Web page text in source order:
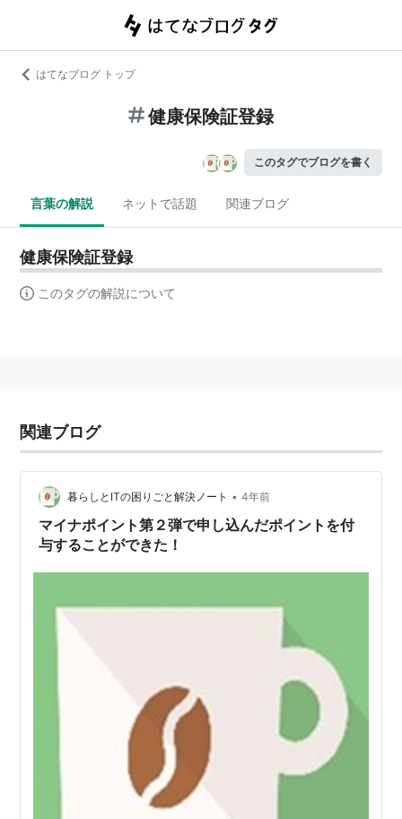
はてなブログ トップ
健康保険証登録
このタグでブログを書く
言葉の解説 ネットで話題 関連ブログ
健康保険証登録
このタグの解説について
関連ブログ
暮らしとITの困りごと解決ノート • 4年前
マイナポイント第２弾で申し込んだポイントを付
与することができた！